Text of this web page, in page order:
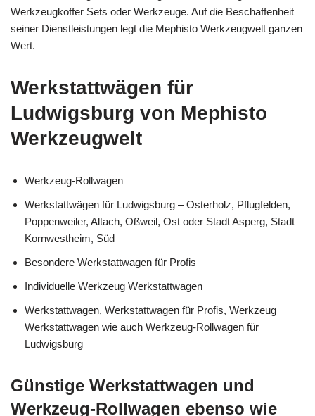
Werkzeugkoffer Sets oder Werkzeuge. Auf die Beschaffenheit
seiner Dienstleistungen legt die Mephisto Werkzeugwelt ganzen
Wert.
Werkstattwägen für
Ludwigsburg von Mephisto
Werkzeugwelt
Werkzeug-Rollwagen
Werkstattwägen für Ludwigsburg – Osterholz, Pflugfelden,
Poppenweiler, Altach, Oßweil, Ost oder Stadt Asperg, Stadt
Kornwestheim, Süd
Besondere Werkstattwagen für Profis
Individuelle Werkzeug Werkstattwagen
Werkstattwagen, Werkstattwagen für Profis, Werkzeug
Werkstattwagen wie auch Werkzeug-Rollwagen für
Ludwigsburg
Günstige Werkstattwagen und
Werkzeug-Rollwagen ebenso wie